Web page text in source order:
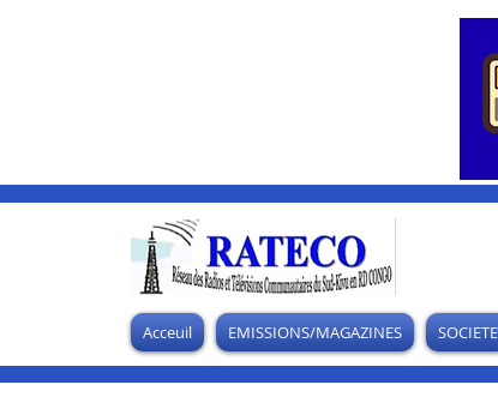
Acceuil EMISSIONS/MAGAZINES SOCIETE